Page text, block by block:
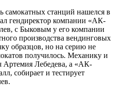
самокатных станций нашелся в
гендиректор компании «АК-
с Быковым у его компании
производства вендинговых
образцов, но на серию не
получилось. Механику и
Артемия Лебедева, а «АК-
собирает и тестирует